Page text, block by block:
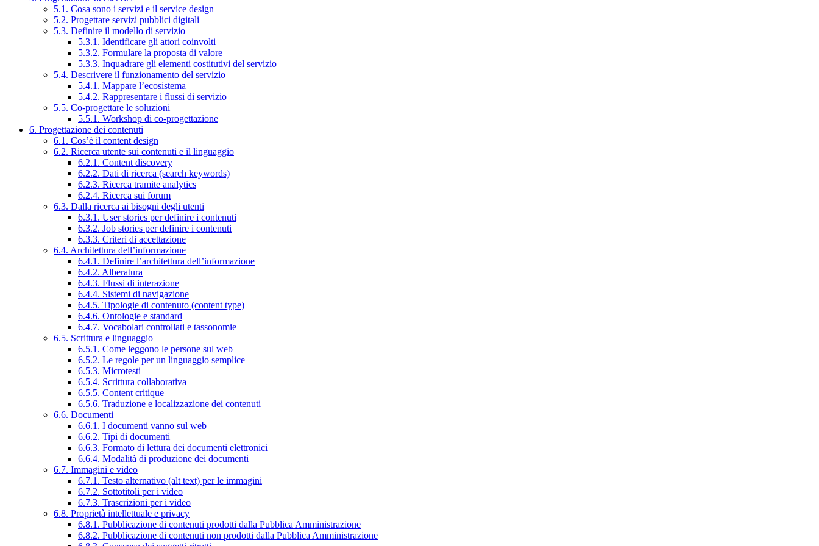
5.1. Cosa sono i servizi e il service design
5.2. Progettare servizi pubblici digitali
5.3. Definire il modello di servizio
5.3.1. Identificare gli attori coinvolti
5.3.2. Formulare la proposta di valore
5.3.3. Inquadrare gli elementi costitutivi del servizio
5.4. Descrivere il funzionamento del servizio
5.4.1. Mappare l’ecosistema
5.4.2. Rappresentare i flussi di servizio
5.5. Co-progettare le soluzioni
5.5.1. Workshop di co-progettazione
6. Progettazione dei contenuti
6.1. Cos’è il content design
6.2. Ricerca utente sui contenuti e il linguaggio
6.2.1. Content discovery
6.2.2. Dati di ricerca (search keywords)
6.2.3. Ricerca tramite analytics
6.2.4. Ricerca sui forum
6.3. Dalla ricerca ai bisogni degli utenti
6.3.1. User stories per definire i contenuti
6.3.2. Job stories per definire i contenuti
6.3.3. Criteri di accettazione
6.4. Architettura dell’informazione
6.4.1. Definire l’architettura dell’informazione
6.4.2. Alberatura
6.4.3. Flussi di interazione
6.4.4. Sistemi di navigazione
6.4.5. Tipologie di contenuto (content type)
6.4.6. Ontologie e standard
6.4.7. Vocabolari controllati e tassonomie
6.5. Scrittura e linguaggio
6.5.1. Come leggono le persone sul web
6.5.2. Le regole per un linguaggio semplice
6.5.3. Microtesti
6.5.4. Scrittura collaborativa
6.5.5. Content critique
6.5.6. Traduzione e localizzazione dei contenuti
6.6. Documenti
6.6.1. I documenti vanno sul web
6.6.2. Tipi di documenti
6.6.3. Formato di lettura dei documenti elettronici
6.6.4. Modalità di produzione dei documenti
6.7. Immagini e video
6.7.1. Testo alternativo (alt text) per le immagini
6.7.2. Sottotitoli per i video
6.7.3. Trascrizioni per i video
6.8. Proprietà intellettuale e privacy
6.8.1. Pubblicazione di contenuti prodotti dalla Pubblica Amministrazione
6.8.2. Pubblicazione di contenuti non prodotti dalla Pubblica Amministrazione